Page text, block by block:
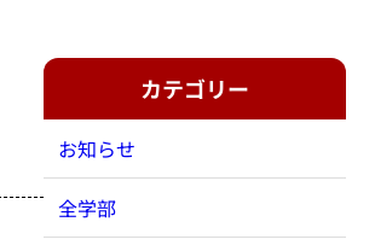
カテゴリー
お知らせ
全学部